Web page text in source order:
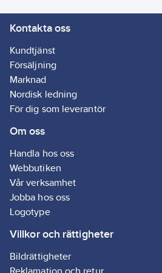
Kontakta oss
Kundtjänst
Försäljning
Marknad
Nordisk ledning
För dig som leverantör
Om oss
Handla hos oss
Webbutiken
Vår verksamhet
Jobba hos oss
Logotype
Villkor och rättigheter
Bildrättigheter